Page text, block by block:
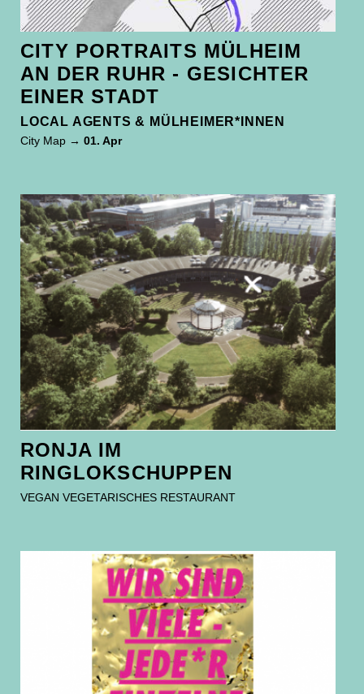
CITY PORTRAITS MÜLHEIM
AN DER RUHR - GESICHTER
EINER STADT
LOCAL AGENTS & MÜLHEIMER*INNEN
City Map → 01. Apr
RONJA IM
RINGLOKSCHUPPEN
VEGAN VEGETARISCHES RESTAURANT